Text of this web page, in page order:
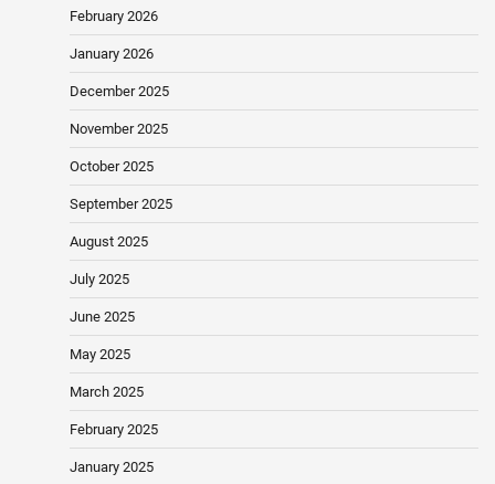
February 2026
January 2026
December 2025
November 2025
October 2025
September 2025
August 2025
July 2025
June 2025
May 2025
March 2025
February 2025
January 2025